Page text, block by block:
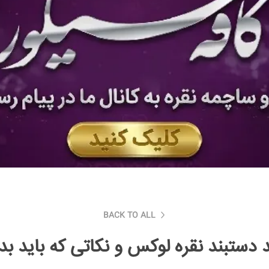
BACK TO ALL
دستبند نقره لوکس و نکاتی که باید